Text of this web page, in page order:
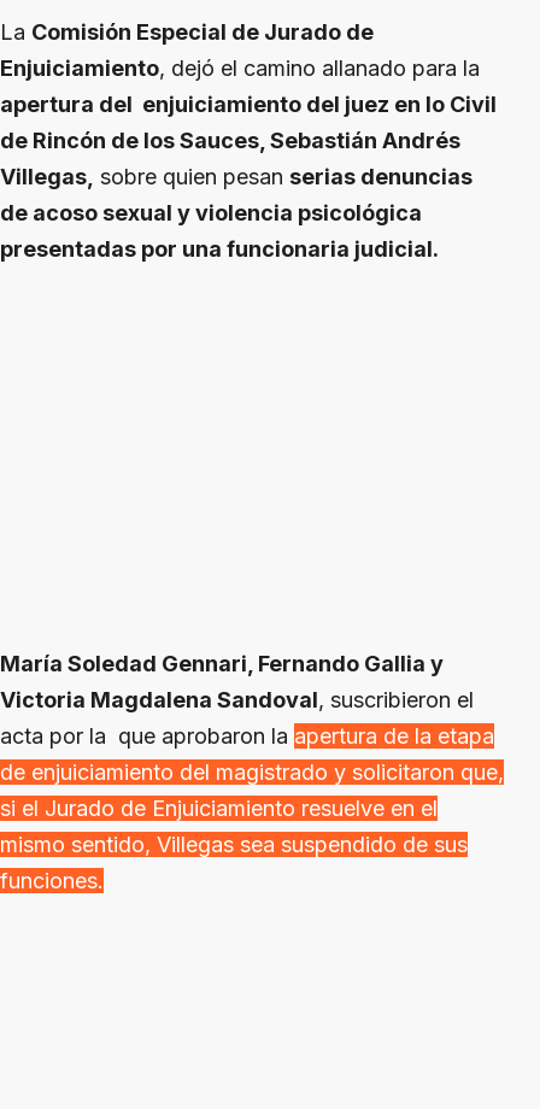
La Comisión Especial de Jurado de
Enjuiciamiento, dejó el camino allanado para la
apertura del enjuiciamiento del juez en lo Civil
de Rincón de los Sauces, Sebastián Andrés
Villegas, sobre quien pesan serias denuncias
de acoso sexual y violencia psicológica
presentadas por una funcionaria judicial.
María Soledad Gennari, Fernando Gallia y
Victoria Magdalena Sandoval, suscribieron el
acta por la que aprobaron la apertura de la etapa
de enjuiciamiento del magistrado y solicitaron que,
si el Jurado de Enjuiciamiento resuelve en el
mismo sentido, Villegas sea suspendido de sus
funciones.